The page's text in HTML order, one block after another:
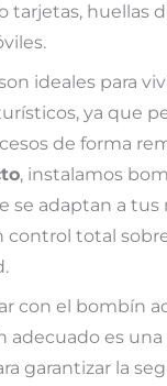
tarjetas, huellas
ideales para
ya que
de forma
, instalamos
se adaptan a tus
total
con el bombín
adecuado es una
garantizar la